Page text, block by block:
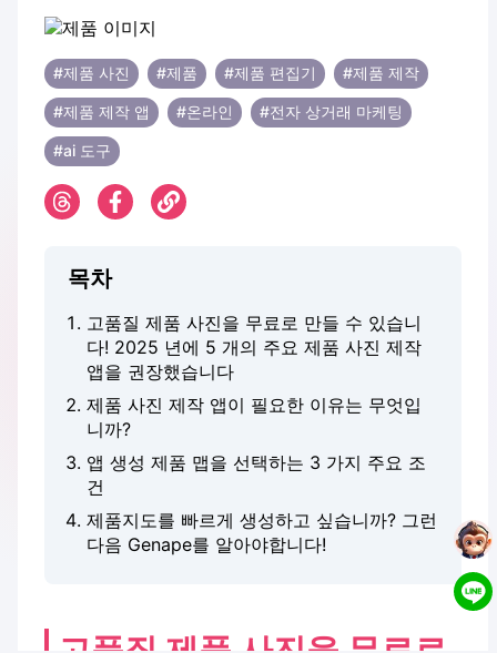
#제품 사진 #제품 #제품 편집기 #제품 제작
#제품 제작 앱 #온라인 #전자 상거래 마케팅
#ai 도구
목차
고품질 제품 사진을 무료로 만들 수 있습니
다! 2025 년에 5 개의 주요 제품 사진 제작
앱을 권장했습니다
제품 사진 제작 앱이 필요한 이유는 무엇입
니까?
앱 생성 제품 맵을 선택하는 3 가지 주요 조
건
제품지도를 빠르게 생성하고 싶습니까? 그런
다음 Genape를 알아야합니다!